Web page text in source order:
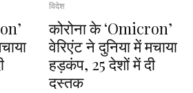
विदेश
कोरोना के ‘Omicron’
वेरिएंट ने दुनिया में मचाया
हड़कंप, 25 देशों में दी
दस्तक